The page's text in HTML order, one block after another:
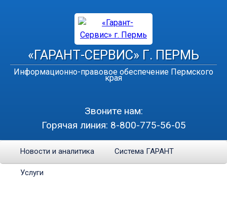
«ГАРАНТ-СЕРВИС» Г. ПЕРМЬ
Информационно-правовое обеспечение Пермского
края
Звоните нам:
Горячая линия: 8-800-775-56-05
Новости и аналитика Система ГАРАНТ
Услуги